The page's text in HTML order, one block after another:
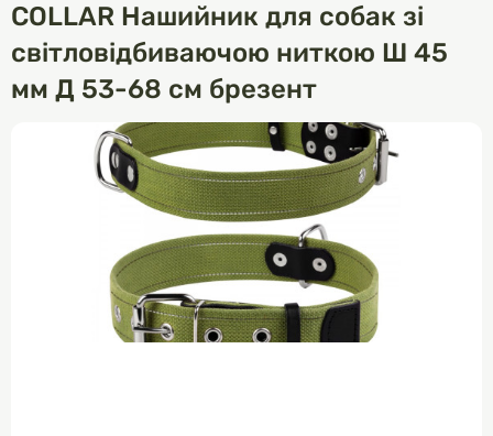
+38 (068) 479 28
COLLAR Нашийник для собак зі
світловідбиваючою ниткою Ш 45
мм Д 53-68 см брезент